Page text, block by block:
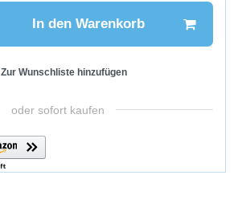
In den Warenkorb
Zur Wunschliste hinzufügen
oder sofort kaufen